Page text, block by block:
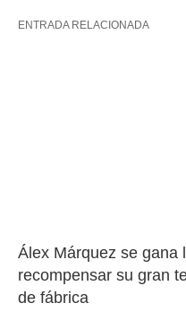
ENTRADA RELACIONADA
Álex Márquez se gana
recompensar su gran
de fábrica